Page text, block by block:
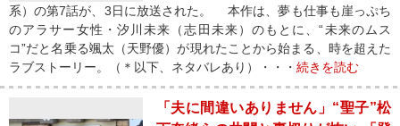
系）の第7話が、3日に放送された。 本作は、夢も仕事も崖っぷち
のアラサー女性・汐川未来（志田未来）のもとに、“未来のムス
コ”だと名乗る颯太（天野優）が現れたことから始まる、時を超えた
ラブストーリー。（＊以下、ネタバレあり）・・・ 続きを読む
「夫に間違いありません」“聖子”松